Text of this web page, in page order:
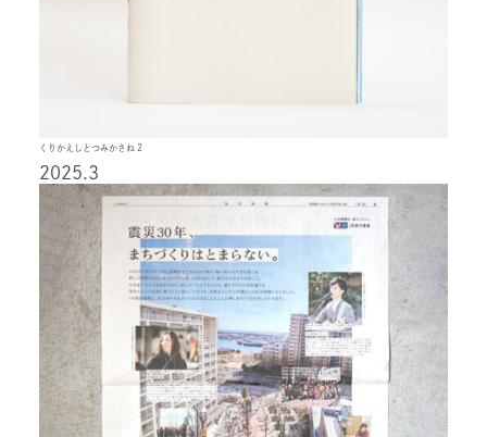
くりかえしとつみかさね 2
2025.3